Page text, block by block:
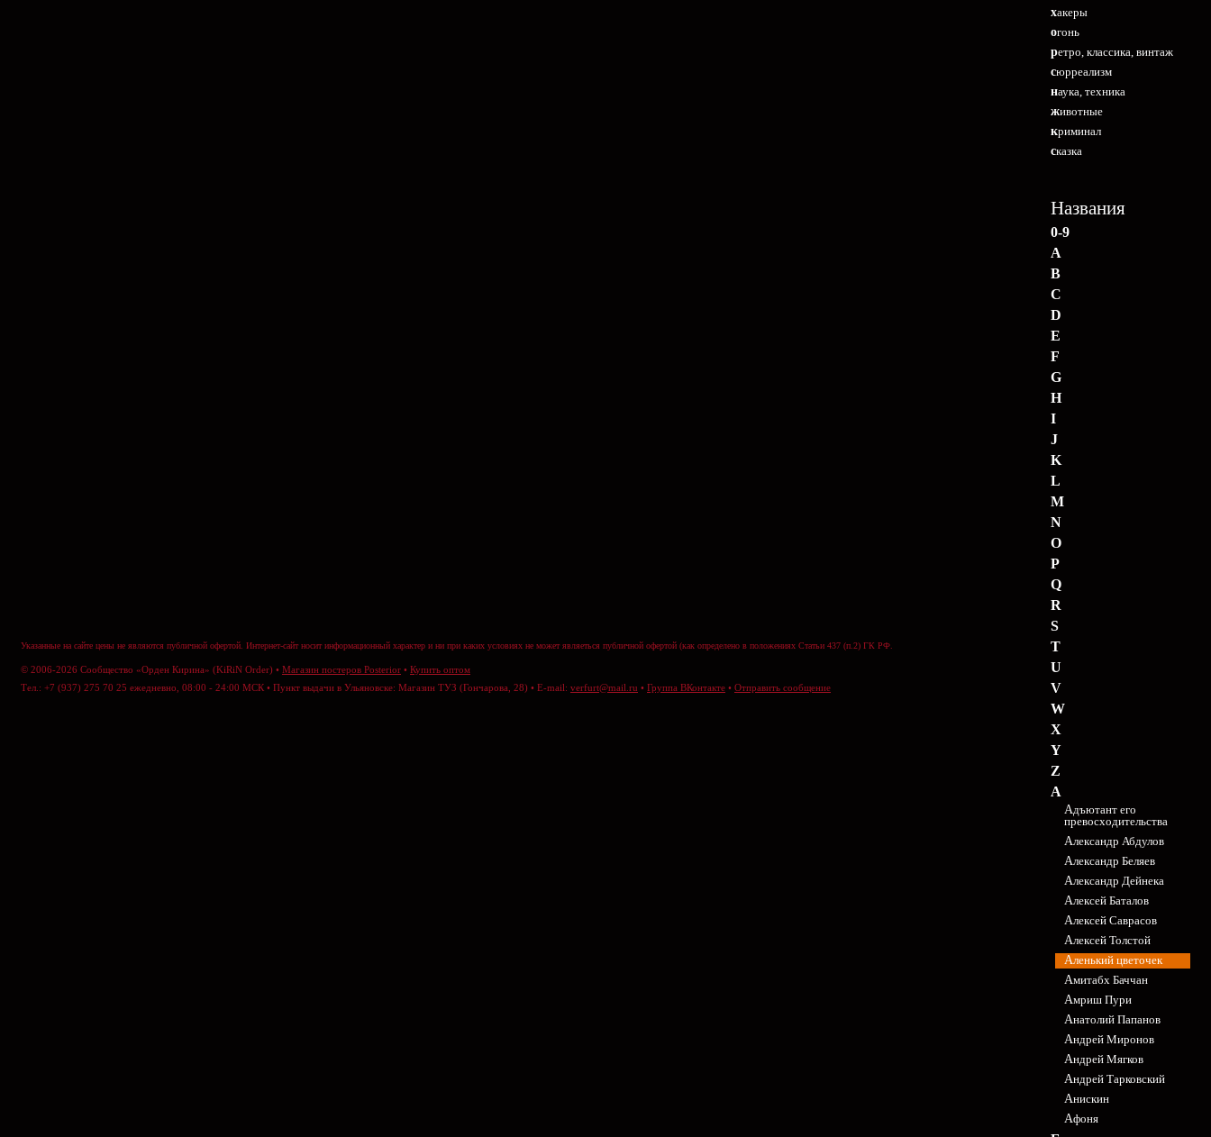
хакеры
огонь
ретро, классика, винтаж
сюрреализм
наука, техника
животные
криминал
сказка
Названия
0-9
A
B
C
D
E
F
G
H
I
J
K
L
M
N
O
P
Q
R
S
T
U
V
W
X
Y
Z
А
Адъютант его
превосходительства
Александр Абдулов
Александр Беляев
Александр Дейнека
Алексей Баталов
Алексей Саврасов
Алексей Толстой
Аленький цветочек
Амитабх Баччан
Амриш Пури
Анатолий Папанов
Андрей Миронов
Андрей Мягков
Андрей Тарковский
Анискин
Афоня
Указанные на сайте цены не являются публичной офертой. Интернет-сайт носит информационный характер и ни при каких условиях не может являеться публичной офертой (как определено в положениях Статьи 437 (п.2) ГК РФ.
© 2006-2026 Сообщество «Орден Кирина» (KiRiN Order) • Магазин постеров Posterior • Купить оптом
Тел.: +7 (937) 275 70 25 ежедневно, 08:00 - 24:00 МСК • Пункт выдачи в Ульяновске: Магазин ТУЗ (Гончарова, 28) • E-mail: verfurt@mail.ru • Группа ВКонтакте • Отправить сообщение